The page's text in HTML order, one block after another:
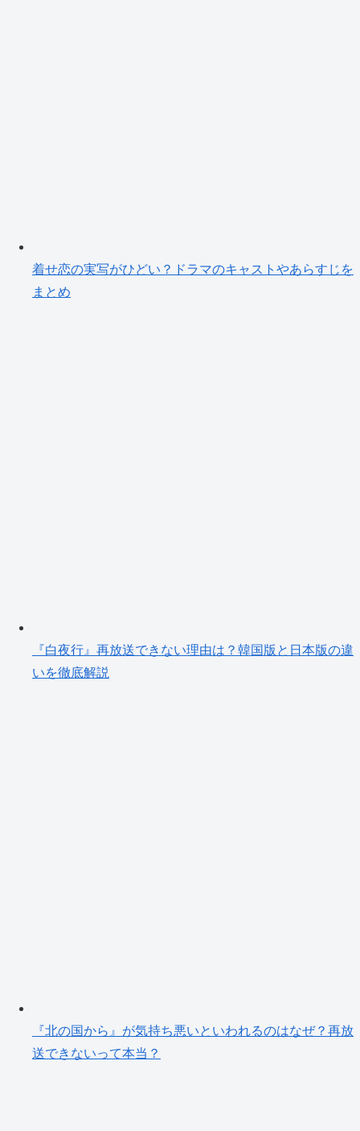
着せ恋の実写がひどい？ドラマのキャストやあらすじを
まとめ
『白夜行』再放送できない理由は？韓国版と日本版の違
いを徹底解説
『北の国から』が気持ち悪いといわれるのはなぜ？再放
送できないって本当？